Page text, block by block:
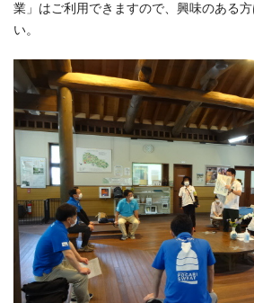
業」はご利用できますので、興味のある
い。